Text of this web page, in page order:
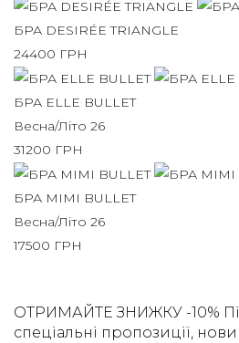
БРА DESIRÉE TRIANGLE
24400 ГРН
БРА ELLE BULLET
Весна/Літо 26
31200 ГРН
БРА MIMI BULLET
Весна/Літо 26
17500 ГРН
ОТРИМАЙТЕ ЗНИЖКУ -10%
спеціальні пропозиції,